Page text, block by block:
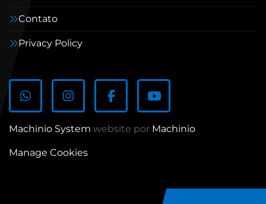
Contato
Privacy Policy
whatsappinstagramfacebookyoutube
Machinio System website por Machinio
Manage Cookies